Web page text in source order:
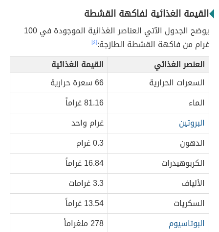
القيمة الغذائية لفاكهة القشطة
يوضح الجدول الآتي العناصر الغذائية الموجودة في 100
غرام من فاكهة القشطة الطازجة:[٤]
العنصر الغذائي
القيمة الغذائية
السعرات الحرارية
66 سعرة حرارية
الماء
81.16 غراماً
البروتين
غرام واحد
الدهون
0.3 غرام
الكربوهيدرات
16.84 غراماً
الألياف
3.3 غرامات
السكريات
13.54 غراماً
البوتاسيوم
278 ملغراماً